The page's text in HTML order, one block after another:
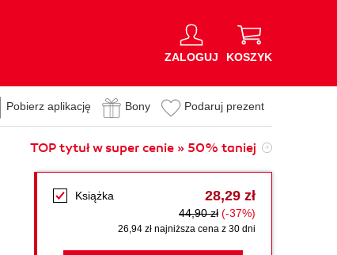
ZALOGUJ KOSZYK
Pobierz aplikację Bony Podaruj prezent
TOP tytuł w super cenie » 50% taniej
Książka 28,29 zł
44,90 zł (-37%)
26,94 zł najniższa cena z 30 dni